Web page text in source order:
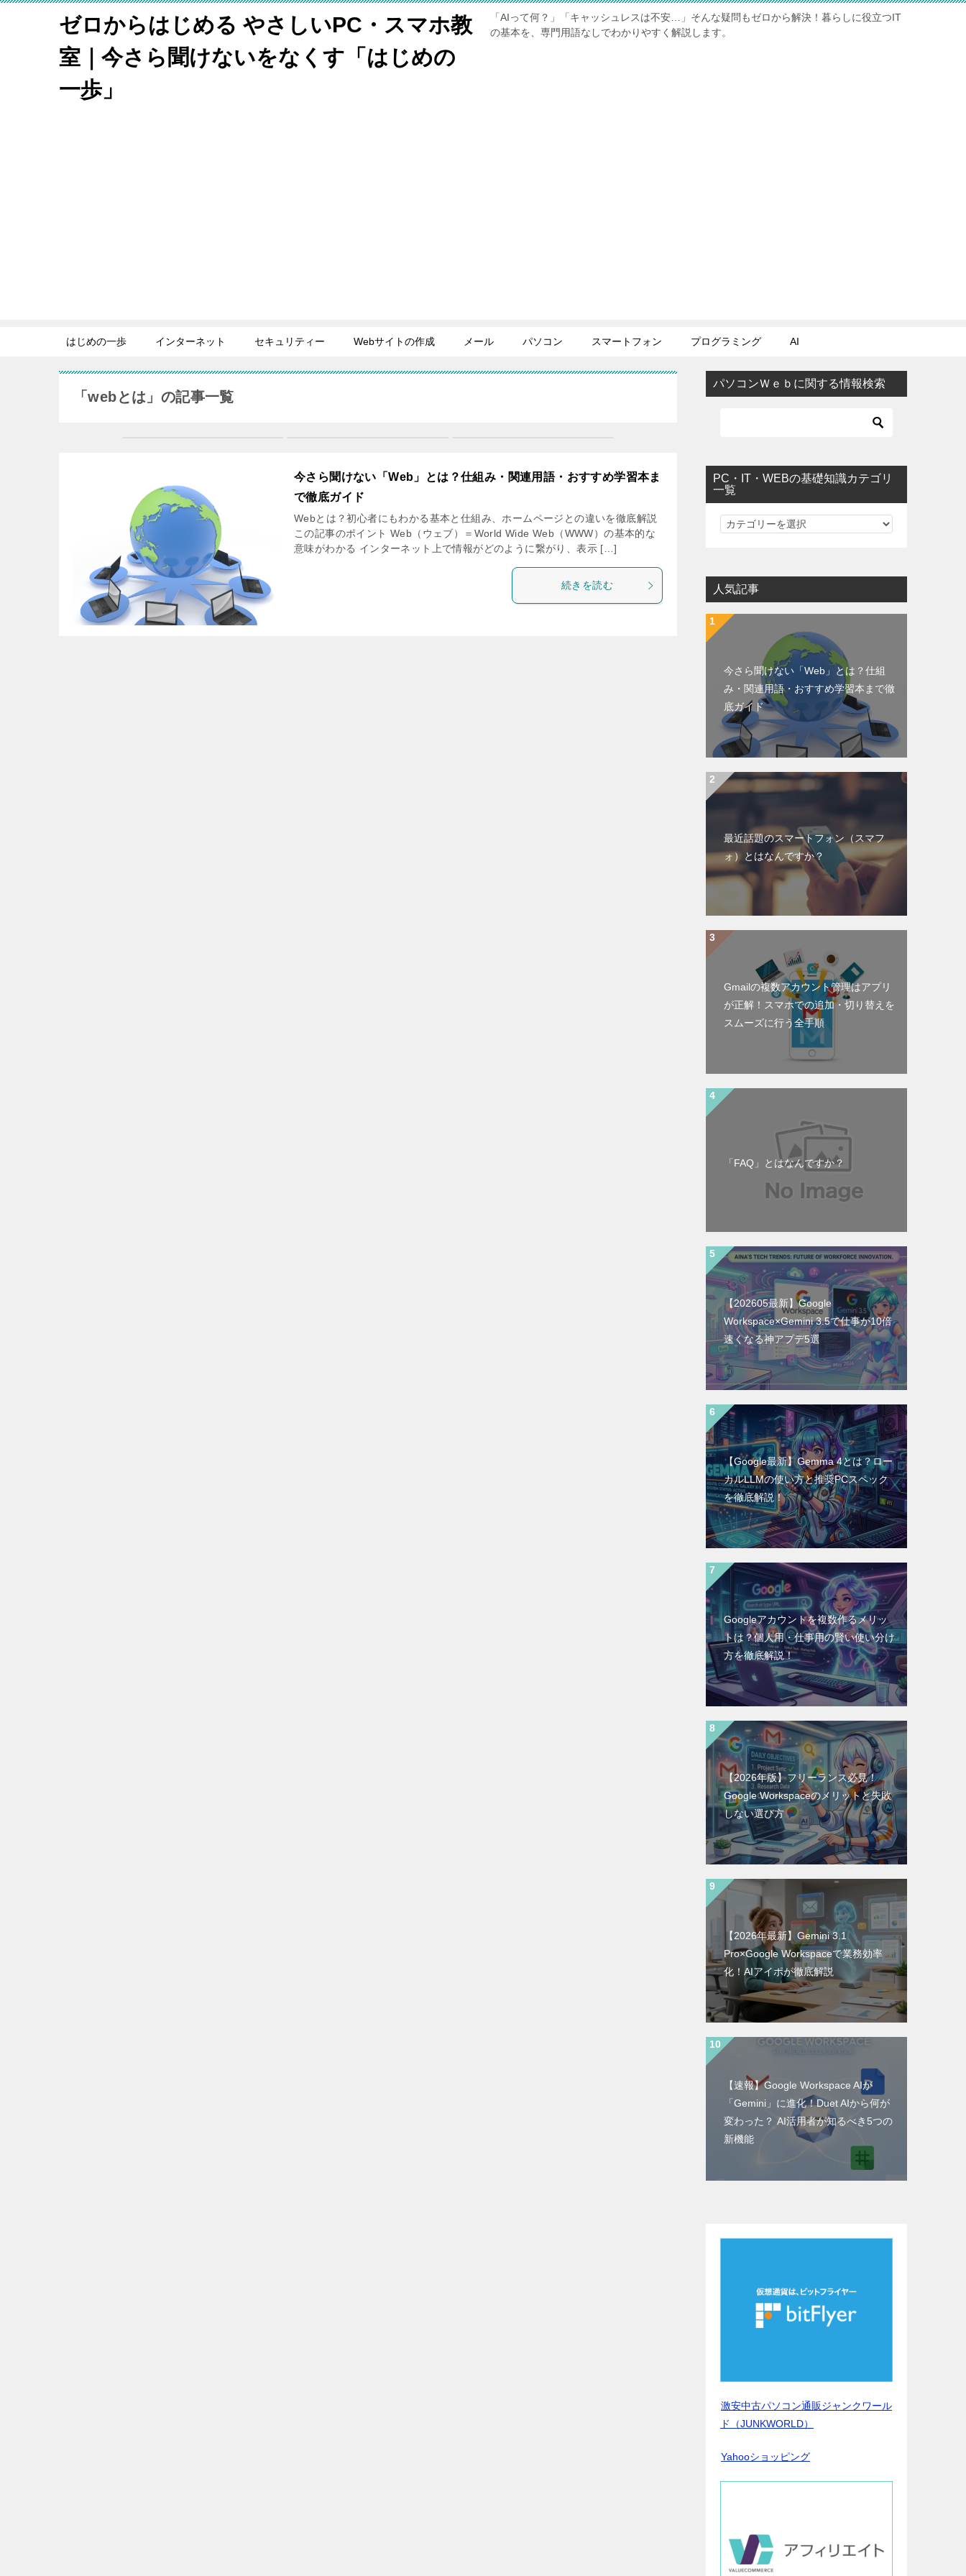
ゼロからはじめる やさしいPC・スマホ教
室｜今さら聞けないをなくす「はじめの
一歩」
「AIって何？」「キャッシュレスは不安…」そんな疑問もゼロから解決！暮らしに役立つIT
の基本を、専門用語なしでわかりやすく解説します。
はじめの一歩 インターネット セキュリティー Webサイトの作成 メール パソコン スマートフォン プログラミング AI
「webとは」の記事一覧
今さら聞けない「Web」とは？仕組み・関連用語・おすすめ学習本ま
で徹底ガイド
Webとは？初心者にもわかる基本と仕組み、ホームページとの違いを徹底解説
この記事のポイント Web（ウェブ）＝World Wide Web（WWW）の基本的な
意味がわかる インターネット上で情報がどのように繋がり、表示 […]
続きを読む
パソコンＷｅｂに関する情報検索
PC・IT・WEBの基礎知識カテゴリ
一覧
PC・IT・WEBの基礎知識カテゴリ一覧
人気記事
今さら聞けない「Web」とは？仕組
み・関連用語・おすすめ学習本まで徹
底ガイド
最近話題のスマートフォン（スマフ
ォ）とはなんですか？
Gmailの複数アカウント管理はアプリ
が正解！スマホでの追加・切り替えを
スムーズに行う全手順
「FAQ」とはなんですか？
【202605最新】Google
Workspace×Gemini 3.5で仕事が10倍
速くなる神アプデ5選
【Google最新】Gemma 4とは？ロー
カルLLMの使い方と推奨PCスペック
を徹底解説！
Googleアカウントを複数作るメリッ
トは？個人用・仕事用の賢い使い分け
方を徹底解説！
【2026年版】フリーランス必見！
Google Workspaceのメリットと失敗
しない選び方
【2026年最新】Gemini 3.1
Pro×Google Workspaceで業務効率
化！AIアイポが徹底解説
【速報】Google Workspace AIが
「Gemini」に進化！Duet AIから何が
変わった？ AI活用者が知るべき5つの
新機能
激安中古パソコン通販ジャンクワール
ド（JUNKWORLD）
Yahooショッピング